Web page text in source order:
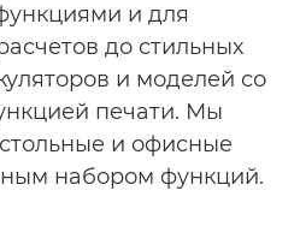
и для
до стильных
и моделей со
печати. Мы
и офисные
набором функций.